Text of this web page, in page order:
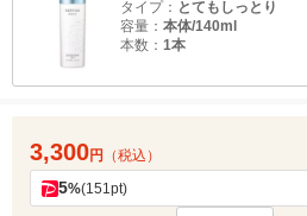
タイプ： とてもしっとり
容量： 本体/140ml
本数： 1本
3,300円 （税込）
5%(151pt)